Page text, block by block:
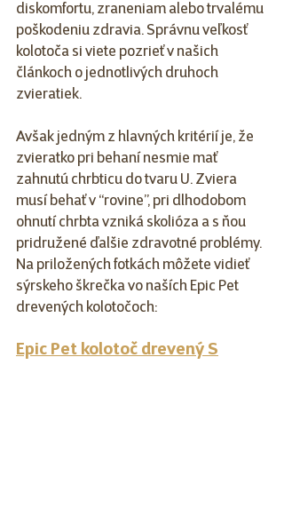
diskomfortu, zraneniam alebo trvalému
poškodeniu zdravia. Správnu veľkosť
kolotoča si viete pozrieť v našich
článkoch o jednotlivých druhoch
zvieratiek.
Avšak jedným z hlavných kritérií je, že
zvieratko pri behaní nesmie mať
zahnutú chrbticu do tvaru U. Zviera
musí behať v “rovine”, pri dlhodobom
ohnutí chrbta vzniká skolióza a s ňou
pridružené ďalšie zdravotné problémy.
Na priložených fotkách môžete vidieť
sýrskeho škrečka vo naších Epic Pet
drevených kolotočoch:
Epic Pet kolotoč drevený S